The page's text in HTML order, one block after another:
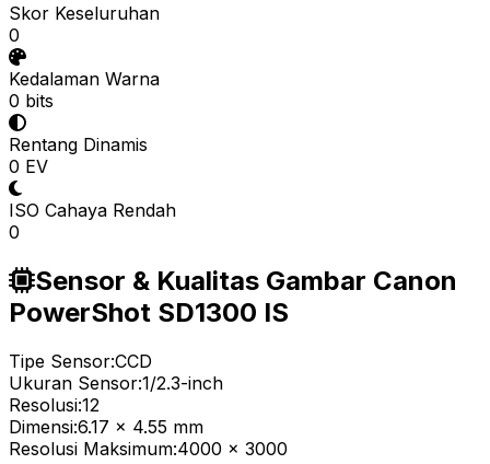
Skor Keseluruhan
0
Kedalaman Warna
0 bits
Rentang Dinamis
0 EV
ISO Cahaya Rendah
0
Sensor & Kualitas Gambar Canon
PowerShot SD1300 IS
Tipe Sensor:CCD
Ukuran Sensor:1/2.3-inch
Resolusi:12
Dimensi:6.17 x 4.55 mm
Resolusi Maksimum:4000 x 3000